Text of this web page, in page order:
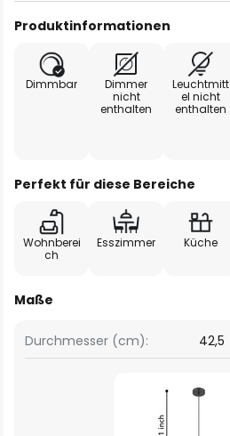
Produktinformationen
Dimmbar
Dimmer
nicht
enthalten
Leuchtmitt
el nicht
enthalten
Perfekt für diese Bereiche
Wohnberei
ch
Esszimmer Küche
Maße
Durchmesser (cm): 42,5